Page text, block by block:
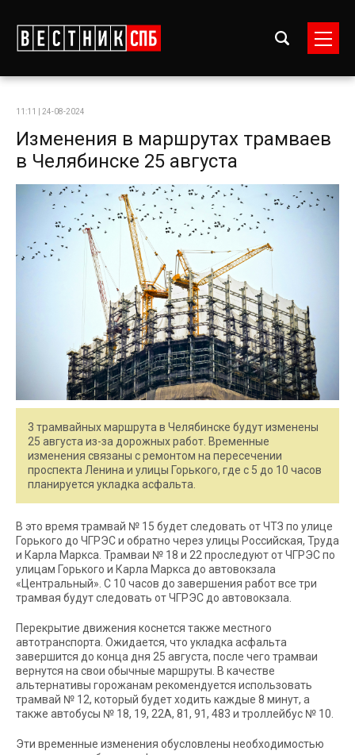
11:11 | 24-08-2024
Изменения в маршрутах трамваев
в Челябинске 25 августа
3 трамвайных маршрута в Челябинске будут изменены
25 августа из-за дорожных работ. Временные
изменения связаны с ремонтом на пересечении
проспекта Ленина и улицы Горького, где с 5 до 10 часов
планируется укладка асфальта.
В это время трамвай № 15 будет следовать от ЧТЗ по улице
Горького до ЧГРЭС и обратно через улицы Российская, Труда
и Карла Маркса. Трамваи № 18 и 22 проследуют от ЧГРЭС по
улицам Горького и Карла Маркса до автовокзала
«Центральный». С 10 часов до завершения работ все три
трамвая будут следовать от ЧГРЭС до автовокзала.
Перекрытие движения коснется также местного
автотранспорта. Ожидается, что укладка асфальта
завершится до конца дня 25 августа, после чего трамваи
вернутся на свои обычные маршруты. В качестве
альтернативы горожанам рекомендуется использовать
трамвай № 12, который будет ходить каждые 8 минут, а
также автобусы № 18, 19, 22А, 81, 91, 483 и троллейбус № 10.
Эти временные изменения обусловлены необходимостью